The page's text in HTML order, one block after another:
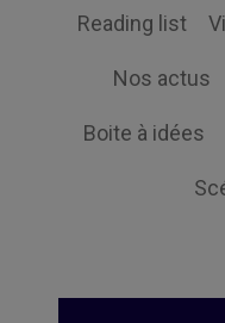
Reading list
Nos actus
Boite à idées